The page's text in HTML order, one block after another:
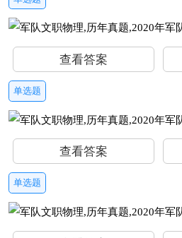
查看答案
单选题
查看答案
单选题